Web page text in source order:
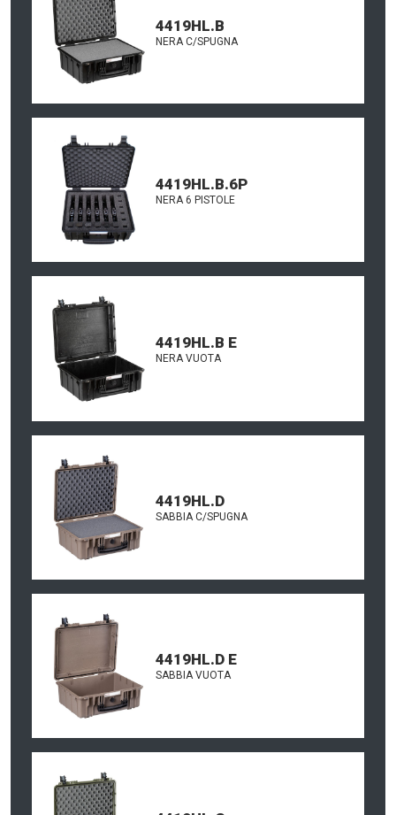
4419HL.B
NERA C/SPUGNA
4419HL.B.6P
NERA 6 PISTOLE
4419HL.B E
NERA VUOTA
4419HL.D
SABBIA C/SPUGNA
4419HL.D E
SABBIA VUOTA